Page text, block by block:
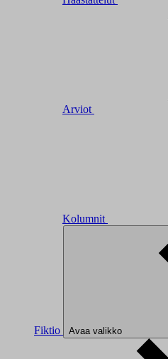
Arviot
Kolumnit
Fiktio Avaa valikko